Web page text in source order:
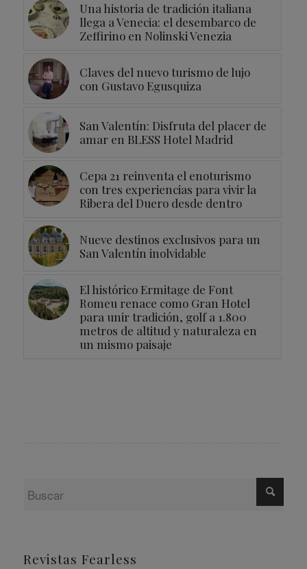
Una historia de tradición italiana
llega a Venecia: el desembarco de
Zeffirino en Nolinski Venezia
Claves del nuevo turismo de lujo
con Gustavo Egusquiza
San Valentín: Disfruta del placer de
amar en BLESS Hotel Madrid
Cepa 21 reinventa el enoturismo
con tres experiencias para vivir la
Ribera del Duero desde dentro
Nueve destinos exclusivos para un
San Valentín inolvidable
El histórico Ermitage de Font
Romeu renace como Gran Hotel
para unir tradición, golf a 1.800
metros de altitud y naturaleza en
un mismo paisaje
Revistas Fearless